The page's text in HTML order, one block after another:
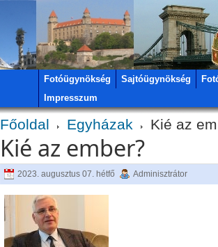
Fotóügynökség Sajtóügynökség
Impresszum
Főoldal Egyházak Kié az
Kié az ember?
2023. augusztus 07. hétfő Adminisztrátor